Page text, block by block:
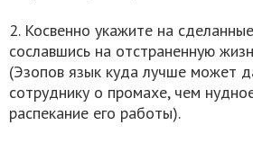
2. Косвенно укажите на
сославшись на отстраненную
(Эзопов язык куда лучше может
сотруднику о промахе, чем
распекание его работы).